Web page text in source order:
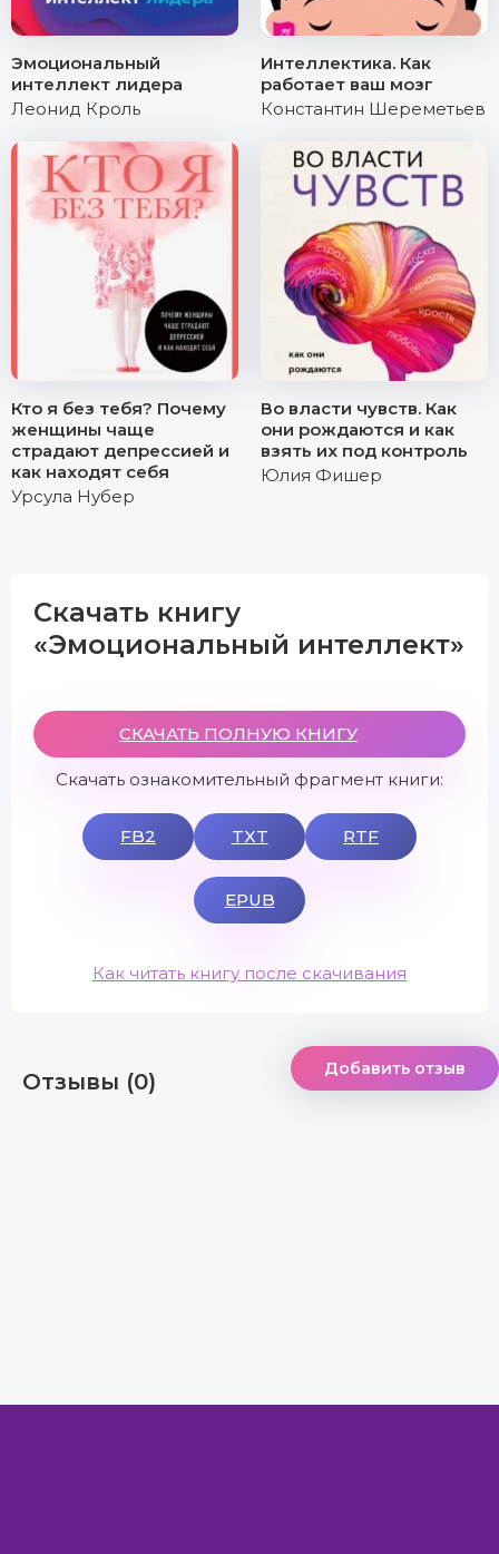
Эмоциональный
интеллект лидера
Леонид Кроль
Интеллектика. Как
работает ваш мозг
Константин Шереметьев
Кто я без тебя? Почему
женщины чаще
страдают депрессией и
как находят себя
Урсула Нубер
Во власти чувств. Как
они рождаются и как
взять их под контроль
Юлия Фишер
Скачать книгу
«Эмоциональный интеллект»
СКАЧАТЬ ПОЛНУЮ КНИГУ
Скачать ознакомительный фрагмент книги:
FB2 TXT RTF
EPUB
Как читать книгу после скачивания
Отзывы (0) Добавить отзыв